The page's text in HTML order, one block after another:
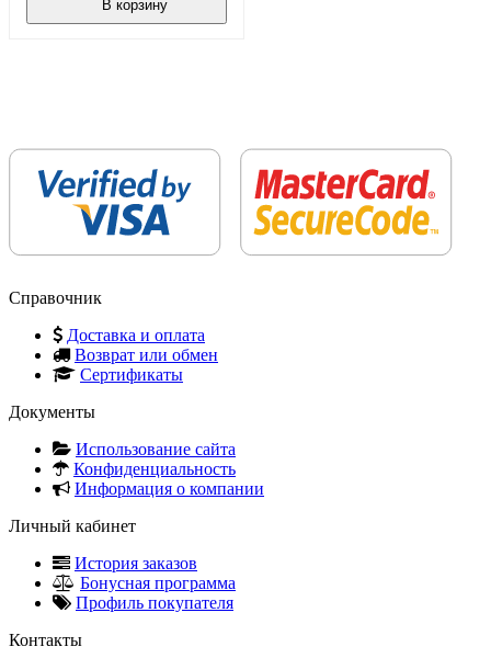
В корзину
Справочник
Доставка и оплата
Возврат или обмен
Сертификаты
Документы
Использование сайта
Конфиденциальность
Информация о компании
Личный кабинет
История заказов
Бонусная программа
Профиль покупателя
Контакты